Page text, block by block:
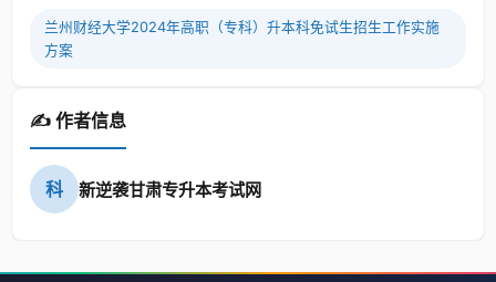
兰州财经大学2024年高职（专科）升本科免试生招生工作实施
方案
✍️ 作者信息
科 新逆袭甘肃专升本考试网